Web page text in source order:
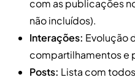
com as publicações
não incluídos).
Interações: Evolução
compartilhamentos e
Posts: Lista com